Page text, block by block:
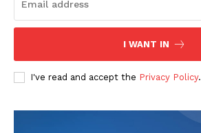
I WANT IN
I've read and accept the Privacy Policy.